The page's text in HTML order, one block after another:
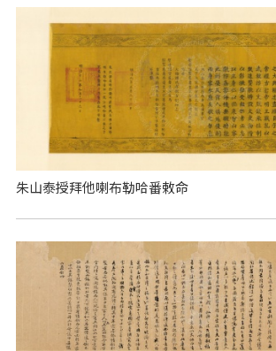
朱山泰授拜他喇布勒哈番敕命